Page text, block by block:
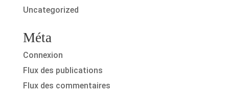
Uncategorized
Méta
Connexion
Flux des publications
Flux des commentaires